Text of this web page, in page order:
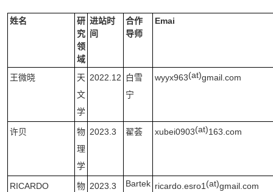
姓名
研
究
领
域
进站时
间
合作
导师
Emai
王微晓
天
文
学
2022.12
白雪
宁
wyyx963(at)gmail.com
许贝
物
理
学
2023.3 翟荟 xubei0903(at)163.com
RICARDO
物 2023.3
Bartek ricardo.esro1 (at)gmail.com